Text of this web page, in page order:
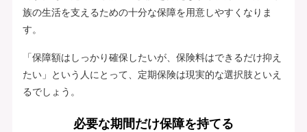
族の生活を支えるための十分な保障を用意しやすくなりま
す。
「保障額はしっかり確保したいが、保険料はできるだけ抑え
たい」という人にとって、定期保険は現実的な選択肢といえ
るでしょう。
必要な期間だけ保障を持てる